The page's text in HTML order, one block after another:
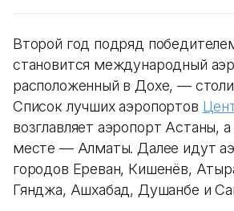
Второй год подряд
становится международный
расположенный в Дохе, —
Список лучших аэропортов
возглавляет аэропорт Астаны,
месте — Алматы. Далее идут
городов Ереван, Кишенёв,
Гянджа, Ашхабад, Душанбе и